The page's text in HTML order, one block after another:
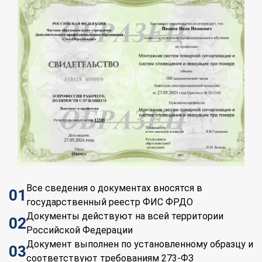
01 Все сведения о документах вносятся в
государственный реестр ФИС ФРДО
02Документы действуют на всей территории
Российской Федерации
03Документ выполнен по установленному образцу и
соответствуют требованиям 273-ФЗ